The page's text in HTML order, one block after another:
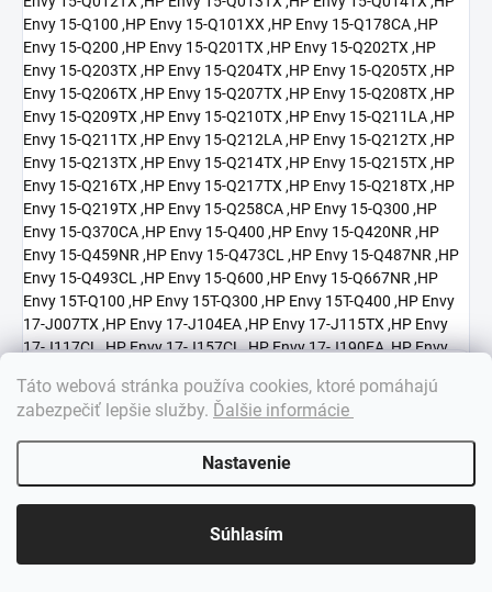
Táto webová stránka používa cookies, ktoré pomáhajú
zabezpečiť lepšie služby. Ďalšie informácie
Nastavenie
Súhlasím
Dobrý deň! 👋 Pomôžem vám nájsť správny diel. Napíšte mi.